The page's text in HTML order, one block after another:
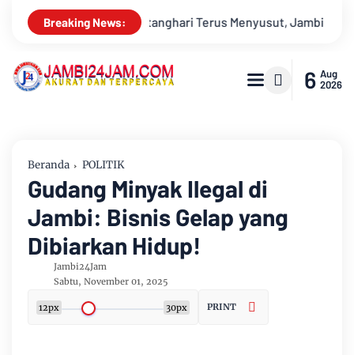
Breaking News:
Jambi Hadapi Ancaman Krisis Air Bersih dan Karhutla
6 Aug
2026
Beranda POLITIK
Gudang Minyak Ilegal di
Jambi: Bisnis Gelap yang
Dibiarkan Hidup!
Jambi24Jam
Sabtu, November 01, 2025
12px 30px PRINT